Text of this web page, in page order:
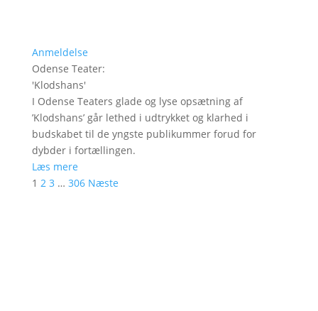
Anmeldelse
Odense Teater:
'Klodshans'
I Odense Teaters glade og lyse opsætning af
’Klodshans’ går lethed i udtrykket og klarhed i
budskabet til de yngste publikummer forud for
dybder i fortællingen.
Læs mere
1 2 3 … 306 Næste